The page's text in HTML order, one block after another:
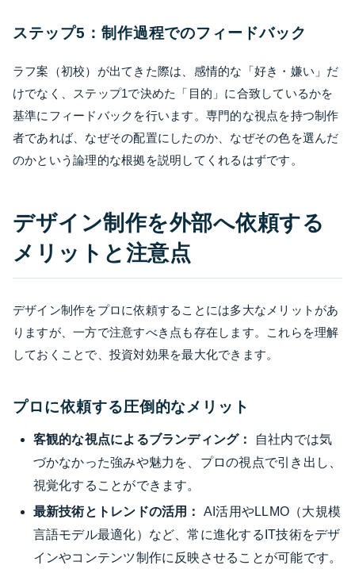
ステップ5：制作過程でのフィードバック
ラフ案（初校）が出てきた際は、感情的な「好き・嫌い」だ
けでなく、ステップ1で決めた「目的」に合致しているかを
基準にフィードバックを行います。専門的な視点を持つ制作
者であれば、なぜその配置にしたのか、なぜその色を選んだ
のかという論理的な根拠を説明してくれるはずです。
デザイン制作を外部へ依頼する
メリットと注意点
デザイン制作をプロに依頼することには多大なメリットがあ
りますが、一方で注意すべき点も存在します。これらを理解
しておくことで、投資対効果を最大化できます。
プロに依頼する圧倒的なメリット
客観的な視点によるブランディング：
自社内では気
づかなかった強みや魅力を、プロの視点で引き出し、
視覚化することができます。
最新技術とトレンドの活用：
AI活用やLLMO（大規模
言語モデル最適化）など、常に進化するIT技術をデザ
インやコンテンツ制作に反映させることが可能です。